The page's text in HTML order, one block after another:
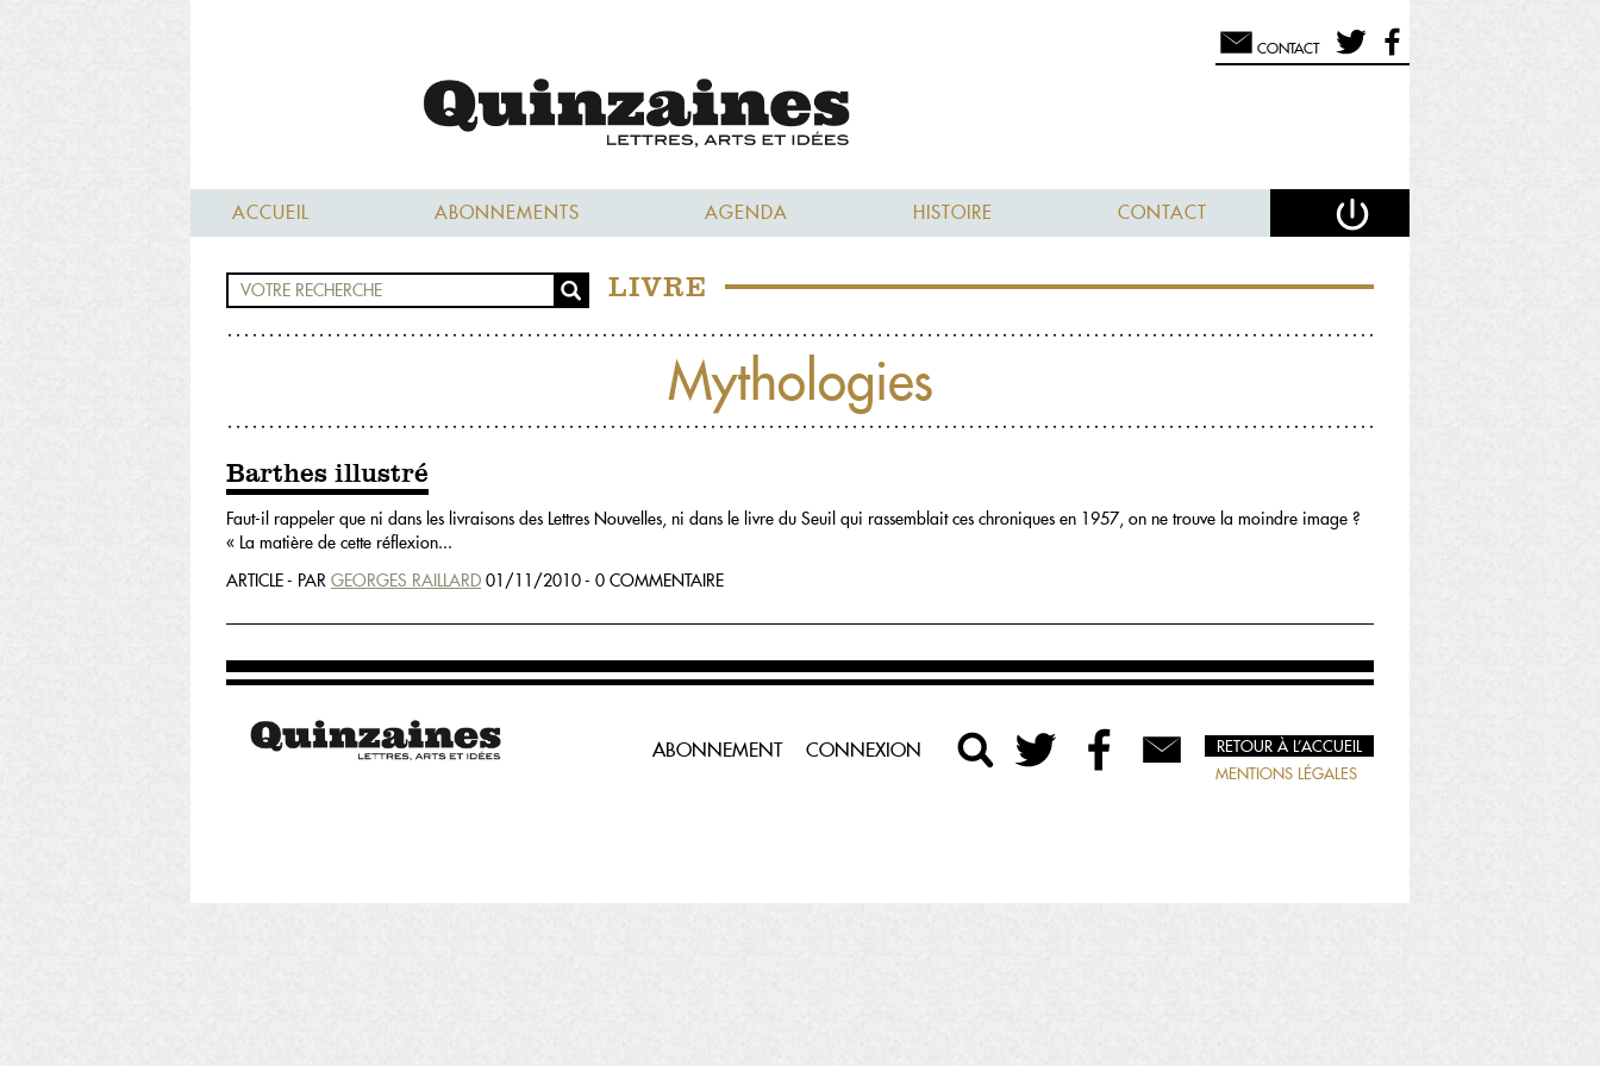
CONTACT
ACCUEIL ABONNEMENTS AGENDA HISTOIRE CONTACT
LIVRE
Mythologies
Barthes illustré
Faut-il rappeler que ni dans les livraisons des Lettres Nouvelles, ni dans le livre du Seuil qui rassemblait ces chroniques en 1957, on ne trouve la moindre image ?
« La matière de cette réflexion...
ARTICLE - PAR GEORGES RAILLARD 01/11/2010 - 0 COMMENTAIRE
ABONNEMENT CONNEXION
RETOUR À L’ACCUEIL
MENTIONS LÉGALES